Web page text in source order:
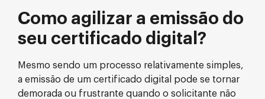
Como agilizar a emissão do
seu certificado digital?
Mesmo sendo um processo relativamente simples,
a emissão de um certificado digital pode se tornar
demorada ou frustrante quando o solicitante não